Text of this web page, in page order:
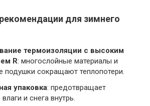
для зимнего
термоизоляции с высоким
R: многослойные материалы и
подушки сокращают теплопотери.
упаковка: предотвращает
и снега внутрь.